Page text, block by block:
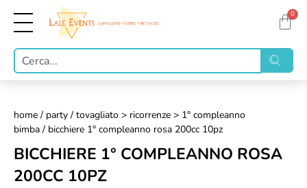
0
home / party / tovagliato > ricorrenze > 1° compleanno
bimba / bicchiere 1° compleanno rosa 200cc 10pz
BICCHIERE 1° COMPLEANNO ROSA
200CC 10PZ